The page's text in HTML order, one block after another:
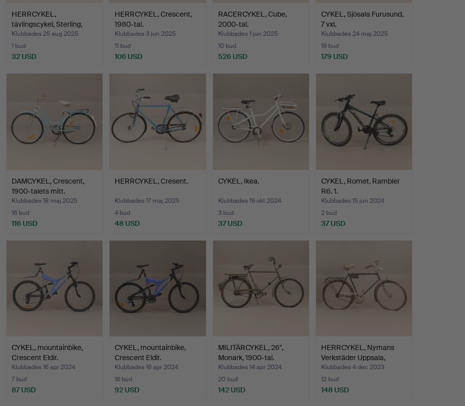
HERRCYKEL,
tävlingscykel, Sterling,
1900-t…
Klubbades 25 aug 2025
1 bud
32 USD
HERRCYKEL, Crescent,
1980-tal.
Klubbades 3 jun 2025
11 bud
106 USD
RACERCYKEL, Cube,
2000-tal.
Klubbades 1 jun 2025
10 bud
526 USD
CYKEL, Sjösala Furusund,
7 vxl.
Klubbades 24 maj 2025
19 bud
179 USD
DAMCYKEL, Crescent,
1900-talets mitt.
Klubbades 18 maj 2025
16 bud
116 USD
HERRCYKEL, Cresent.
Klubbades 17 maj 2025
4 bud
48 USD
CYKEL, Ikea.
Klubbades 19 okt 2024
3 bud
37 USD
CYKEL, Romet, Rambler
R6. 1.
Klubbades 15 jun 2024
2 bud
37 USD
CYKEL, mountainbike,
Crescent Eldir.
Klubbades 16 apr 2024
7 bud
87 USD
CYKEL, mountainbike,
Crescent Eldir.
Klubbades 16 apr 2024
16 bud
92 USD
MILITÄRCYKEL, 26",
Monark, 1900-tal.
Klubbades 14 apr 2024
20 bud
142 USD
HERRCYKEL, Nymans
Verkstäder Uppsala,
1900…
Klubbades 4 dec 2023
12 bud
148 USD